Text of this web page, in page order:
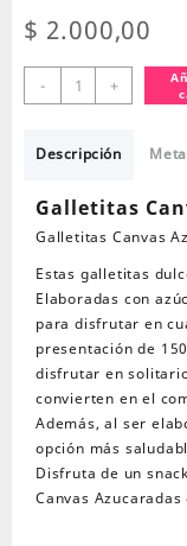
$ 2.000,00
-
Galletitas
Canvas
Veganas
+
Descripción
Galletitas
Galletitas Canvas
Estas galletitas
Elaboradas con
para disfrutar en
presentación de
disfrutar en
convierten en el
Además, al ser
opción más
Disfruta de un
Canvas